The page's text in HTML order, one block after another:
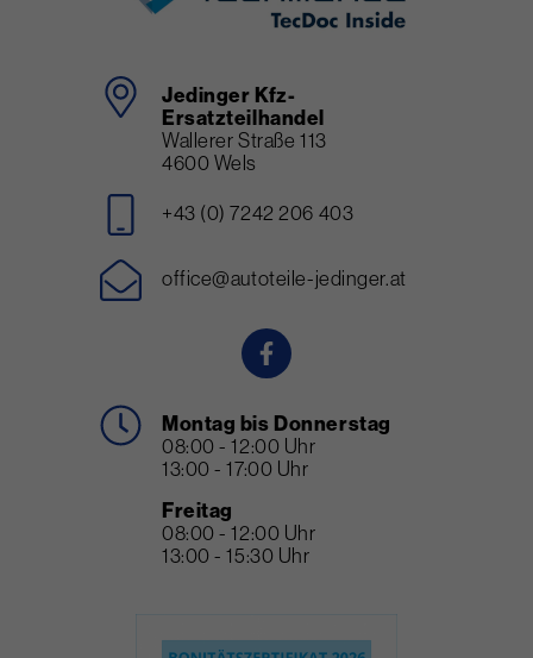
Jedinger Kfz-
Ersatzteilhandel
Wallerer Straße 113
4600 Wels
+43 (0) 7242 206 403
office@autoteile-jedinger.at
Montag bis Donnerstag
08:00 - 12:00 Uhr
13:00 - 17:00 Uhr
Freitag
08:00 - 12:00 Uhr
13:00 - 15:30 Uhr